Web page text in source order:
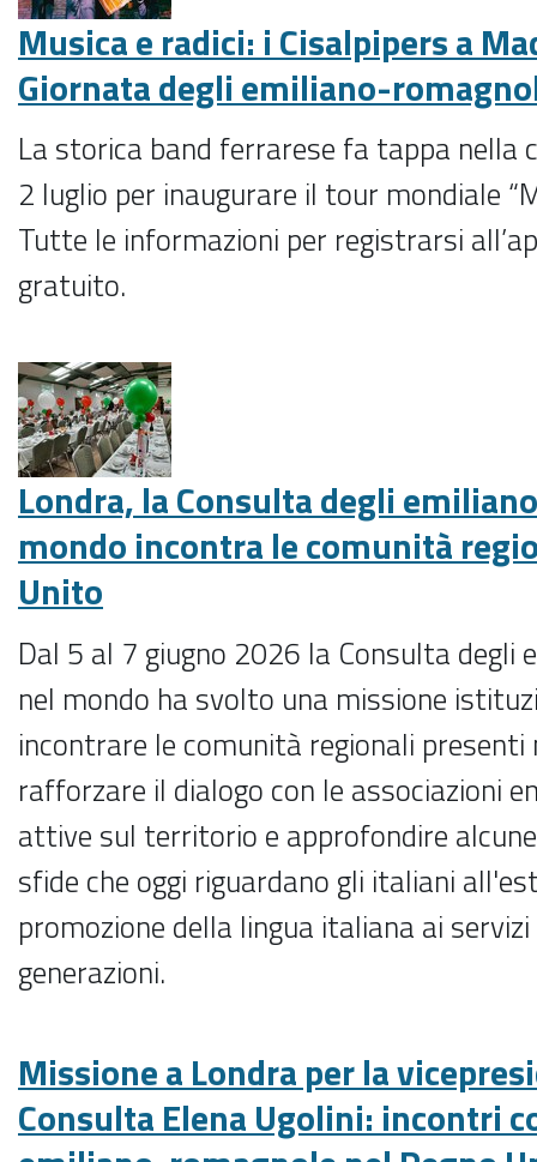
Musica e radici: i Cisalpipers a
Giornata degli emiliano-
La storica band ferrarese fa tappa nella
2 luglio per inaugurare il tour mondiale
Tutte le informazioni per registrarsi
gratuito.
Londra, la Consulta degli
mondo incontra le comunità
Unito
Dal 5 al 7 giugno 2026 la Consulta degli
nel mondo ha svolto una missione
incontrare le comunità regionali presenti
rafforzare il dialogo con le associazioni
attive sul territorio e approfondire
sfide che oggi riguardano gli italiani
promozione della lingua italiana ai
generazioni.
Missione a Londra per la
Consulta Elena Ugolini: incontri